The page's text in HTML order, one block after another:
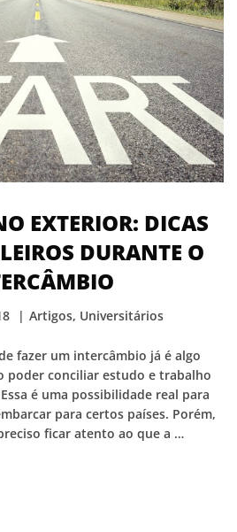
EXTERIOR: DICAS
DURANTE O
Artigos, Universitários
fazer um intercâmbio já é algo
poder conciliar estudo e trabalho
é uma possibilidade real para
para certos países. Porém,
ficar atento ao que a …